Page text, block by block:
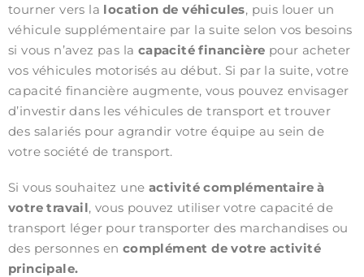
tourner vers la location de véhicules, puis louer un
véhicule supplémentaire par la suite selon vos besoins
si vous n’avez pas la capacité financière pour acheter
vos véhicules motorisés au début. Si par la suite, votre
capacité financière augmente, vous pouvez envisager
d’investir dans les véhicules de transport et trouver
des salariés pour agrandir votre équipe au sein de
votre société de transport.
Si vous souhaitez une activité complémentaire à
votre travail, vous pouvez utiliser votre capacité de
transport léger pour transporter des marchandises ou
des personnes en complément de votre activité
principale.